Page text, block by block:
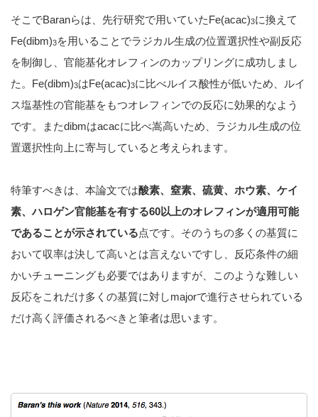
そこでBaranらは、先行研究で用いていたFe(acac)3に換えて
Fe(dibm)3を用いることでラジカル生成の位置選択性や副反応
を制御し、官能基化オレフィンのカップリングに成功しまし
た。Fe(dibm)3はFe(acac)3に比べルイス酸性が低いため、ルイ
ス塩基性の官能基をもつオレフィンでの反応に効果的なよう
です。またdibmはacacに比べ嵩高いため、ラジカル生成の位
置選択性向上に寄与していると考えられます。
特筆すべきは、本論文では酸素、窒素、硫黄、ホウ素、ケイ
素、ハロゲン官能基を有する60以上のオレフィンが適用可能
であることが示されている点です。そのうちの多くの基質に
おいて収率は決して高いとは言えないですし、反応条件の細
かいチューニングも必要ではありますが、このような難しい
反応をこれだけ多くの基質に対しmajorで進行させられている
だけ高く評価されるべきと筆者は思います。